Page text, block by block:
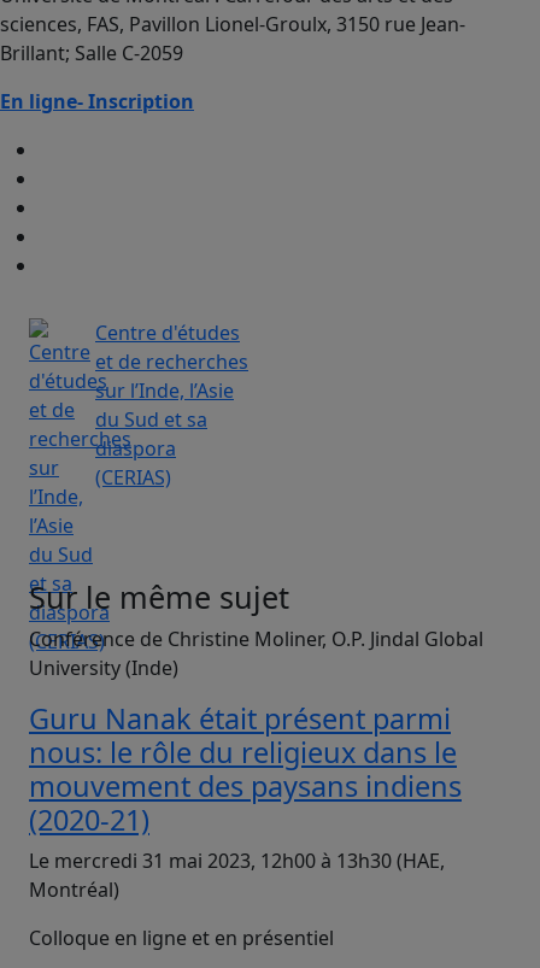
sciences, FAS, Pavillon Lionel-Groulx, 3150 rue Jean-
Brillant; Salle C-2059
En ligne- Inscription
Centre d'études
et de recherches
sur l’Inde, l’Asie
du Sud et sa
diaspora
(CERIAS)
Sur le même sujet
Conférence de Christine Moliner, O.P. Jindal Global
University (Inde)
Guru Nanak était présent parmi
nous: le rôle du religieux dans le
mouvement des paysans indiens
(2020-21)
Le mercredi 31 mai 2023, 12h00 à 13h30 (HAE,
Montréal)
Colloque en ligne et en présentiel